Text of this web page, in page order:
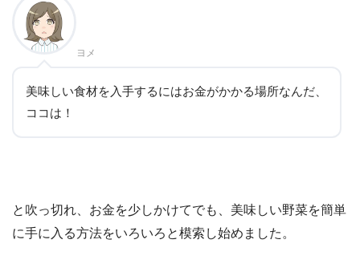
ヨメ
美味しい食材を入手するにはお金がかかる場所なんだ、
ココは！
と吹っ切れ、お金を少しかけてでも、美味しい野菜を簡単
に手に入る方法をいろいろと模索し始めました。